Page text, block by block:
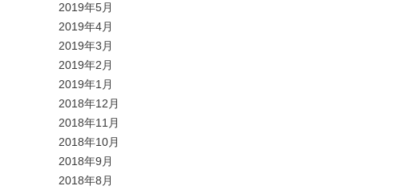
2019年5月
2019年4月
2019年3月
2019年2月
2019年1月
2018年12月
2018年11月
2018年10月
2018年9月
2018年8月